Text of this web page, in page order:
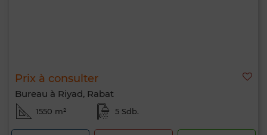
Prix à consulter
Bureau à Riyad, Rabat
1550 m² 5 Sdb.